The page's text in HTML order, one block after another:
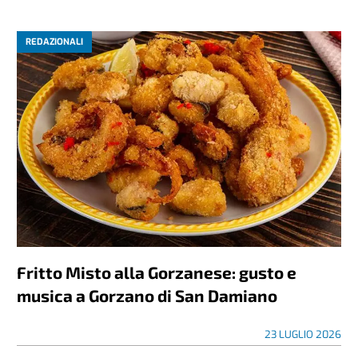
REDAZIONALI
Fritto Misto alla Gorzanese: gusto e
musica a Gorzano di San Damiano
23 LUGLIO 2026